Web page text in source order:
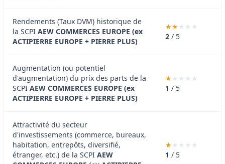
Rendements (Taux DVM) historique de
la SCPI AEW COMMERCES EUROPE (ex
ACTIPIERRE EUROPE + PIERRE PLUS)
2 / 5
Augmentation (ou potentiel
d'augmentation) du prix des parts de la
SCPI AEW COMMERCES EUROPE (ex
ACTIPIERRE EUROPE + PIERRE PLUS)
1 / 5
Attractivité du secteur
d'investissements (commerce, bureaux,
habitation, entrepôts, diversifié,
étranger, etc.) de la SCPI AEW
1 / 5